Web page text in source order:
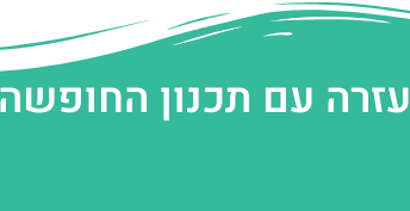
עזרה עם תכנון